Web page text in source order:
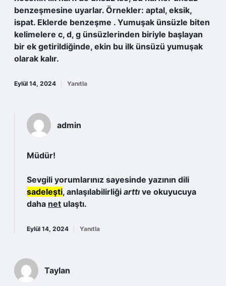
benzeşmesine uyarlar. Örnekler: aptal, eksik,
ispat. Eklerde benzeşme . Yumuşak ünsüzle biten
kelimelere c, d, g ünsüzlerinden biriyle başlayan
bir ek getirildiğinde, ekin bu ilk ünsüzü yumuşak
olarak kalır.
Eylül 14, 2024 Yanıtla
admin
Müdür!
Sevgili yorumlarınız sayesinde yazının dili
sadeleşti, anlaşılabilirliği arttı ve okuyucuya
daha net ulaştı.
Eylül 14, 2024 Yanıtla
Taylan